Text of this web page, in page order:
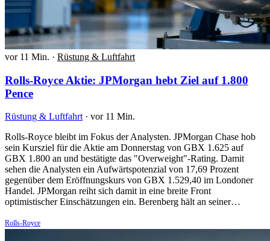
vor 11 Min. · Rüstung & Luftfahrt
Rolls-Royce Aktie: JPMorgan hebt Ziel auf 1.800
Pence
Rüstung & Luftfahrt · vor 11 Min.
Rolls-Royce bleibt im Fokus der Analysten. JPMorgan Chase hob
sein Kursziel für die Aktie am Donnerstag von GBX 1.625 auf
GBX 1.800 an und bestätigte das "Overweight"-Rating. Damit
sehen die Analysten ein Aufwärtspotenzial von 17,69 Prozent
gegenüber dem Eröffnungskurs von GBX 1.529,40 im Londoner
Handel. JPMorgan reiht sich damit in eine breite Front
optimistischer Einschätzungen ein. Berenberg hält an seiner…
Rolls-Royce